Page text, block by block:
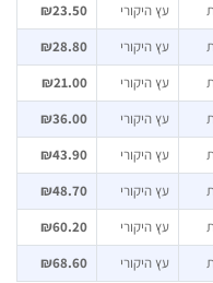
עץ היקורי
₪23.50
עץ היקורי
₪28.80
עץ היקורי
₪21.00
עץ היקורי
₪36.00
עץ היקורי
₪43.90
עץ היקורי
₪48.70
עץ היקורי
₪60.20
עץ היקורי ₪68.60